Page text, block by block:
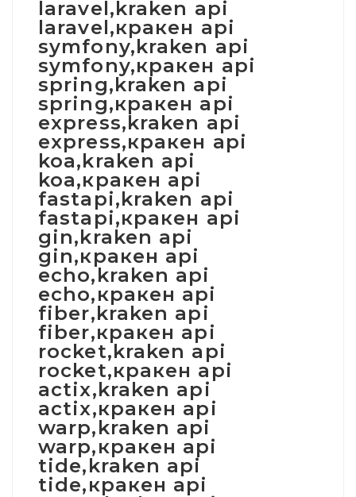
laravel,kraken api
laravel,кракен api
symfony,kraken api
symfony,кракен api
spring,kraken api
spring,кракен api
express,kraken api
express,кракен api
koa,kraken api
koa,кракен api
fastapi,kraken api
fastapi,кракен api
gin,kraken api
gin,кракен api
echo,kraken api
echo,кракен api
fiber,kraken api
fiber,кракен api
rocket,kraken api
rocket,кракен api
actix,kraken api
actix,кракен api
warp,kraken api
warp,кракен api
tide,kraken api
tide,кракен api